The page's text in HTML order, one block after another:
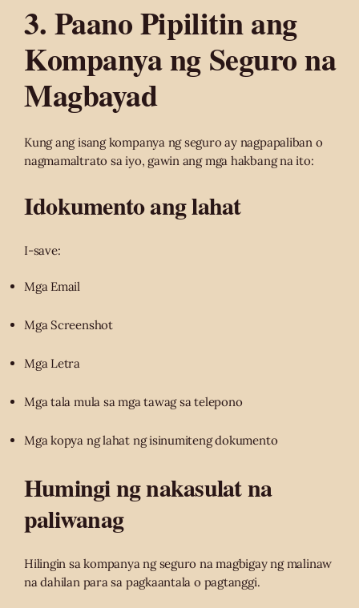
3. Paano Pipilitin ang
Kompanya ng Seguro na
Magbayad
Kung ang isang kompanya ng seguro ay nagpapaliban o
nagmamaltrato sa iyo, gawin ang mga hakbang na ito:
Idokumento ang lahat
I-save:
Mga Email
Mga Screenshot
Mga Letra
Mga tala mula sa mga tawag sa telepono
Mga kopya ng lahat ng isinumiteng dokumento
Humingi ng nakasulat na
paliwanag
Hilingin sa kompanya ng seguro na magbigay ng malinaw
na dahilan para sa pagkaantala o pagtanggi.